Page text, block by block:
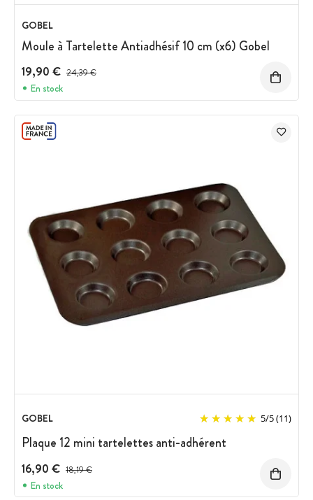
GOBEL
Moule à Tartelette Antiadhésif 10 cm (x6) Gobel
19,90 € Prix avant réduction :
24,39 €
En stock
GOBEL 5/5(11)
Plaque 12 mini tartelettes anti-adhérent
16,90 € Prix avant réduction :
18,19 €
En stock